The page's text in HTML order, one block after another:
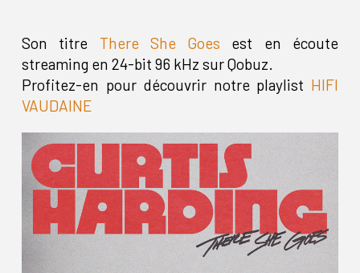
Son titre There She Goes est en écoute
streaming en 24-bit 96 kHz sur Qobuz.
Profitez-en pour découvrir notre playlist HIFI
VAUDAINE